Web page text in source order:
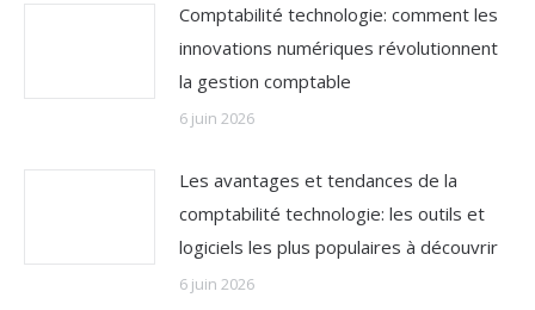
Comptabilité technologie: comment les
innovations numériques révolutionnent
la gestion comptable
6 juin 2026
Les avantages et tendances de la
comptabilité technologie: les outils et
logiciels les plus populaires à découvrir
6 juin 2026